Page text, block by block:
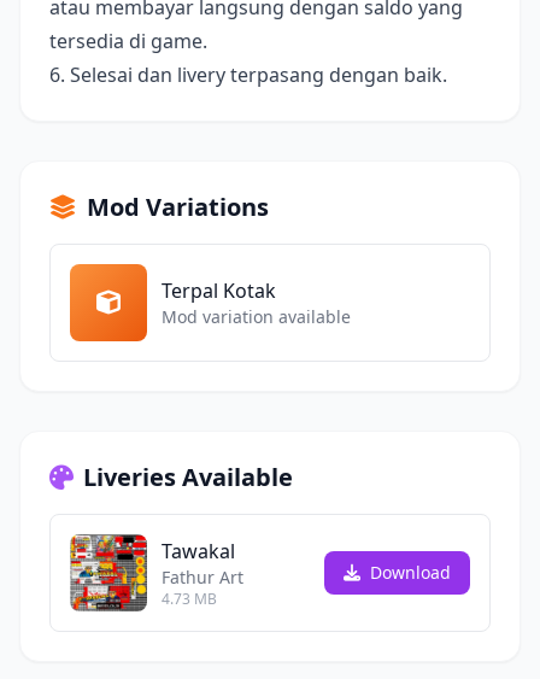
atau membayar langsung dengan saldo yang
tersedia di game.
6. Selesai dan livery terpasang dengan baik.
Mod Variations
Terpal Kotak
Mod variation available
Liveries Available
Tawakal
Fathur Art
4.73 MB
Download